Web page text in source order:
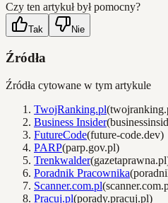
Czy ten artykuł był pomocny?
Tak Nie
Źródła
Źródła cytowane w tym artykule
TwojRanking.pl(
Business Insider(
FutureCode(future-code.dev)
PARP(parp.gov.pl)
Trenkwalder(gazetaprawna.pl
Poradnik Pracownika(
Scanner.com.pl(
Pracuj.pl(porady.pracuj.pl)